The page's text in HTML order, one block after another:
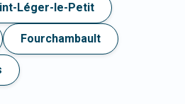
Léger-le-Petit
Fourchambault